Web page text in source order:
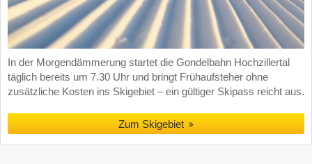
In der Morgendämmerung startet die Gondelbahn Hochzillertal
täglich bereits um 7.30 Uhr und bringt Frühaufsteher ohne
zusätzliche Kosten ins Skigebiet – ein gültiger Skipass reicht aus.
Zum Skigebiet